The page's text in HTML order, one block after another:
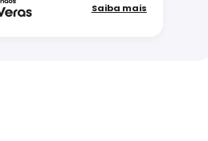
Saiba mais